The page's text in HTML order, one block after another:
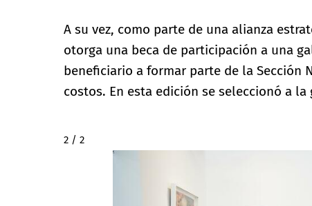
A su vez, como parte de una alianza
otorga una beca de participación a una
beneficiario a formar parte de la Sección
costos. En esta edición se seleccionó a la
2 / 2